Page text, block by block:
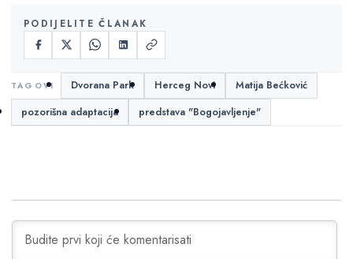
PODIJELITE ČLANAK
Dvorana Park Herceg Novi
Matija Bećković
pozorišna adaptacija
predstava "Bogojavljenje"